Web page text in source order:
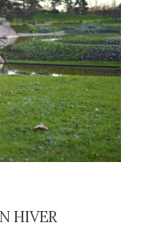
HIVER